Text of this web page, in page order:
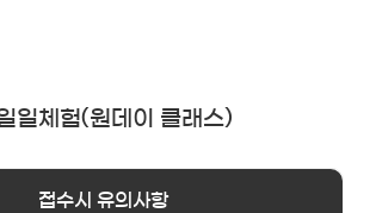
일체험(원데이 클래스)
접수시 유의사항